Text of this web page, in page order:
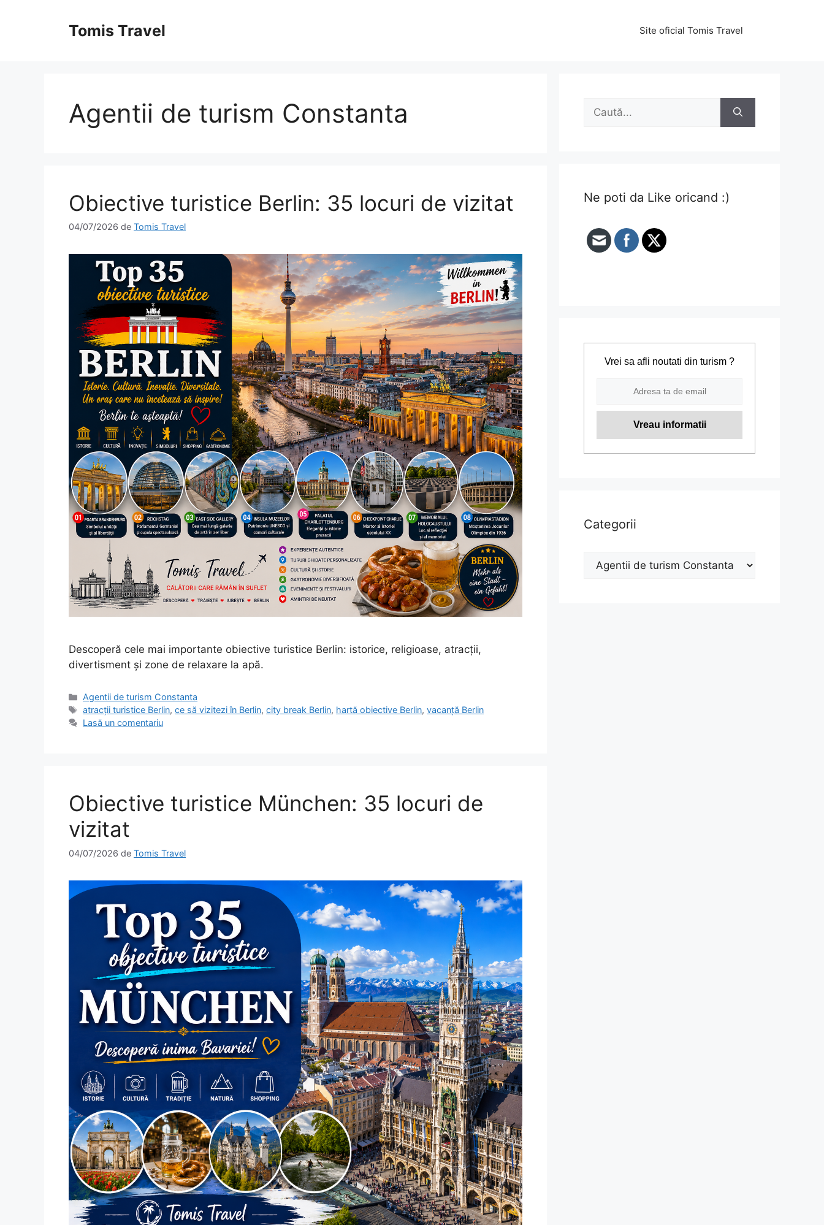
Tomis Travel Site oficial Tomis Travel
Agentii de turism Constanta
Obiective turistice Berlin: 35 locuri de vizitat
04/07/2026 de Tomis Travel
Descoperă cele mai importante obiective turistice Berlin: istorice, religioase, atracții,
divertisment și zone de relaxare la apă.
Categorii
Agentii de turism Constanta
Etichete
atracții turistice Berlin,ce să vizitezi în Berlin,city break Berlin, hartă obiective Berlin,vacanță Berlin
Lasă un comentariu
Obiective turistice München: 35 locuri de
vizitat
04/07/2026 de Tomis Travel
Caută
Ne poti da Like oricand :)
Vrei sa afli noutati din turism ?
Categorii
Categorii